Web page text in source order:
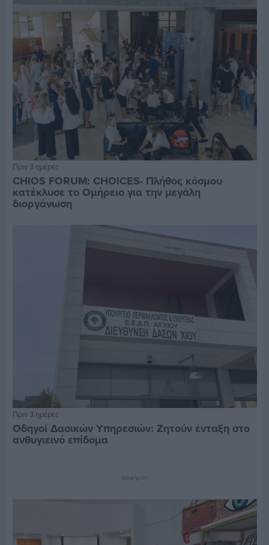
Πριν 3 ημέρες
CHIOS FORUM: CHOICES- Πλήθος κόσμου
κατέκλυσε το Ομήρειο για την μεγάλη
διοργάνωση
Πριν 3 ημέρες
Οδηγοί Δασικών Υπηρεσιών: Ζητούν ένταξη στο
ανθυγιεινό επίδομα
Διαφήμιση